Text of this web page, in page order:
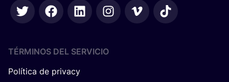
TÉRMINOS DEL SERVICIO
Política de privacy